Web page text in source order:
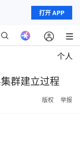
打开 APP
个人
群建立过程
版权 举报